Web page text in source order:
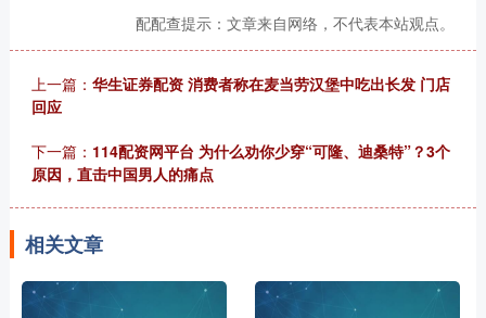
配配查提示：文章来自网络，不代表本站观点。
上一篇： 华生证券配资 消费者称在麦当劳汉堡中吃出长发 门店
回应
下一篇： 114配资网平台 为什么劝你少穿“可隆、迪桑特”？3个
原因，直击中国男人的痛点
相关文章